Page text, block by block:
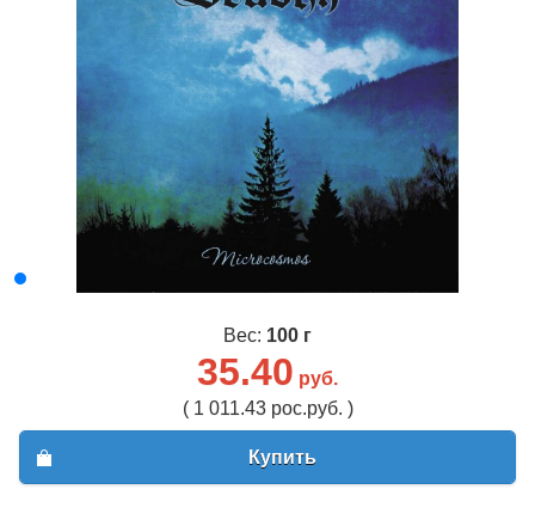
Вес: 100 г
35.40 руб.
( 1 011.43 рос.руб. )
Купить